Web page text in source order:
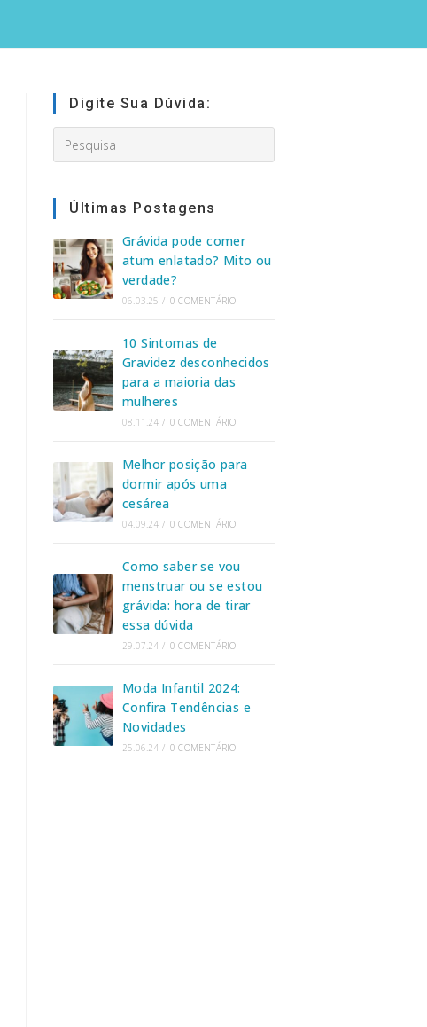
Digite Sua Dúvida:
this
Últimas Postagens
Grávida pode comer
atum enlatado? Mito ou
verdade?
06.03.25 / 0 COMENTÁRIO
10 Sintomas de
Gravidez desconhecidos
para a maioria das
mulheres
08.11.24 / 0 COMENTÁRIO
Melhor posição para
dormir após uma
cesárea
04.09.24 / 0 COMENTÁRIO
Como saber se vou
menstruar ou se estou
grávida: hora de tirar
essa dúvida
29.07.24 / 0 COMENTÁRIO
Moda Infantil 2024:
Confira Tendências e
Novidades
25.06.24 / 0 COMENTÁRIO